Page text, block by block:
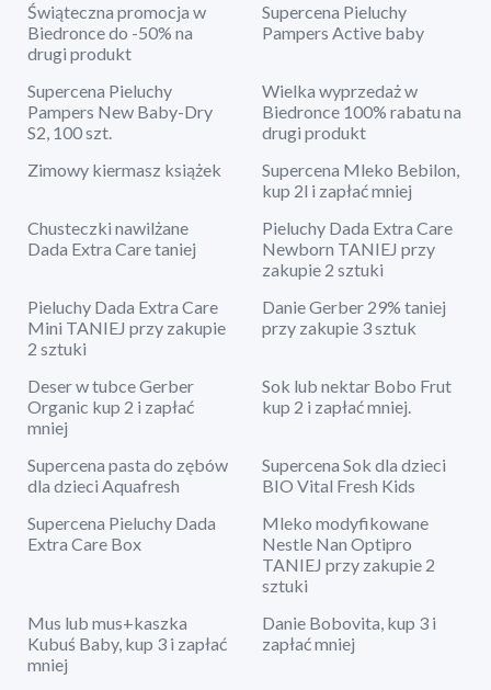
Świąteczna promocja w
Biedronce do -50% na
drugi produkt
Supercena Pieluchy
Pampers Active baby
Supercena Pieluchy
Pampers New Baby-Dry
S2, 100 szt.
Wielka wyprzedaż w
Biedronce 100% rabatu na
drugi produkt
Zimowy kiermasz książek
Supercena Mleko Bebilon,
kup 2l i zapłać mniej
Chusteczki nawilżane
Dada Extra Care taniej
Pieluchy Dada Extra Care
Newborn TANIEJ przy
zakupie 2 sztuki
Pieluchy Dada Extra Care
Mini TANIEJ przy zakupie
2 sztuki
Danie Gerber 29% taniej
przy zakupie 3 sztuk
Deser w tubce Gerber
Organic kup 2 i zapłać
mniej
Sok lub nektar Bobo Frut
kup 2 i zapłać mniej.
Supercena pasta do zębów
dla dzieci Aquafresh
Supercena Sok dla dzieci
BIO Vital Fresh Kids
Supercena Pieluchy Dada
Extra Care Box
Mleko modyfikowane
Nestle Nan Optipro
TANIEJ przy zakupie 2
sztuki
Mus lub mus+kaszka
Kubuś Baby, kup 3 i zapłać
mniej
Danie Bobovita, kup 3 i
zapłać mniej